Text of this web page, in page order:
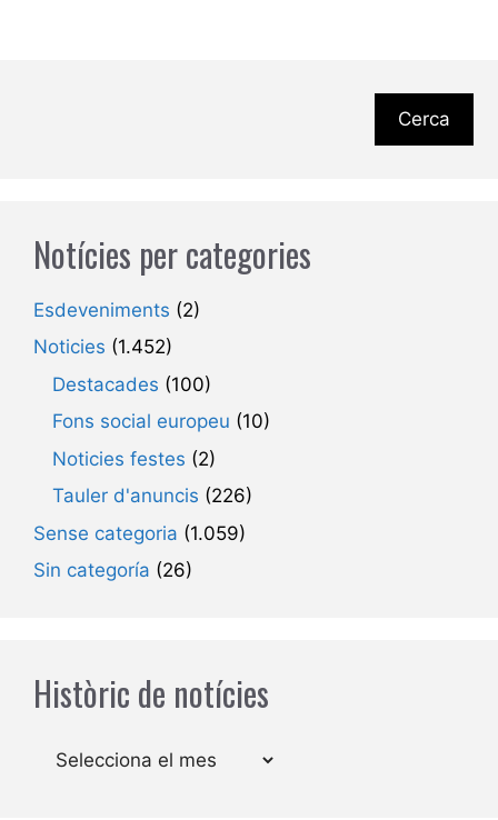
Cerca
Notícies per categories
Esdeveniments (2)
Noticies (1.452)
Destacades (100)
Fons social europeu (10)
Noticies festes (2)
Tauler d'anuncis (226)
Sense categoria (1.059)
Sin categoría (26)
Històric de notícies
Arxius